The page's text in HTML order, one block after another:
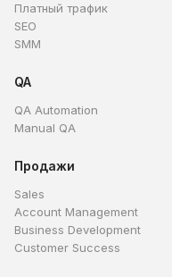
Платный трафик
SEO
SMM
QA
QA Automation
Manual QA
Продажи
Sales
Account Management
Business Development
Customer Success